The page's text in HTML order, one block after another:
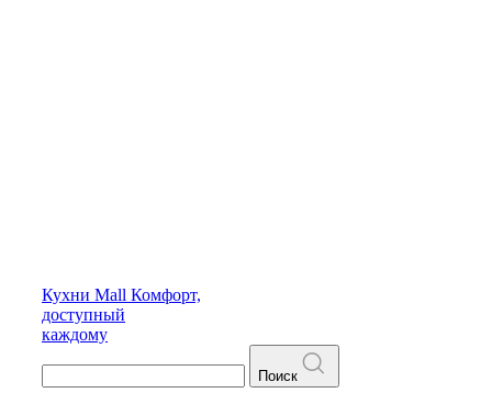
Кухни Mall Комфорт,
доступный
каждому
Поиск